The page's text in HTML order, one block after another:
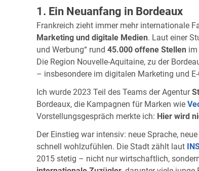
1. Ein Neuanfang in Bordeaux
Frankreich zieht immer mehr internationale
Marketing und digitale Medien. Laut einer
und Werbung“ rund 45.000 offene Stellen im
Die Region Nouvelle-Aquitaine, zu der
– insbesondere im digitalen Marketing und
Ich wurde 2023 Teil des Teams der Agentur
Bordeaux, die Kampagnen für Marken wie
Vorstellungsgespräch merkte ich: Hier wird
Der Einstieg war intensiv: neue Sprache,
schnell wohlzufühlen. Die Stadt zählt laut
2015 stetig – nicht nur wirtschaftlich,